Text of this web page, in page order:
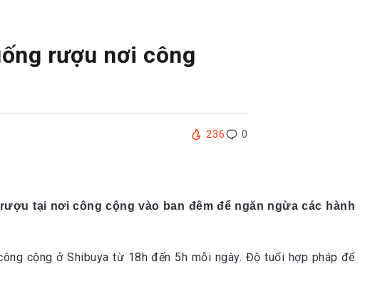
rượu nơi công
236 0
tại nơi công cộng vào ban đêm để ngăn ngừa các hành
cộng ở Shibuya từ 18h đến 5h mỗi ngày. Độ tuổi hợp pháp để